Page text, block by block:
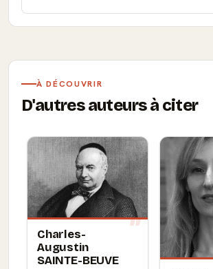
À DÉCOUVRIR
D'autres auteurs à citer
Charles-
Augustin
SAINTE-BEUVE